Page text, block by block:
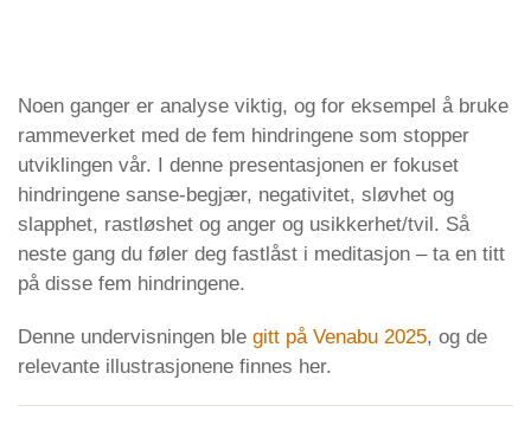
Noen ganger er analyse viktig, og for eksempel å bruke
rammeverket med de fem hindringene som stopper
utviklingen vår. I denne presentasjonen er fokuset
hindringene sanse-begjær, negativitet, sløvhet og
slapphet, rastløshet og anger og usikkerhet/tvil. Så
neste gang du føler deg fastlåst i meditasjon – ta en titt
på disse fem hindringene.
Denne undervisningen ble gitt på Venabu 2025, og de
relevante illustrasjonene finnes her.